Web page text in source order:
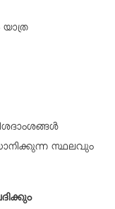
സ്ഥലവും